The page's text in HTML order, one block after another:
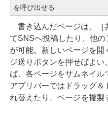
を呼び出せる
書き込んだページは、［
てSNSへ投稿したり、他
が可能。新しいページを
ジ送りボタンを押せばよ
ば、各ページをサムネイル
アプリバーではドラッグ＆
れ替えたり、ページを複製